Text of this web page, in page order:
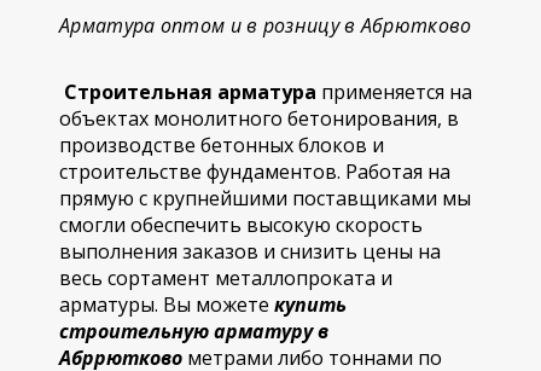
Арматура оптом и в розницу в Абрютково
Строительная арматура применяется на
объектах монолитного бетонирования, в
производстве бетонных блоков и
строительстве фундаментов. Работая на
прямую с крупнейшими поставщиками мы
смогли обеспечить высокую скорость
выполнения заказов и снизить цены на
весь сортамент металлопроката и
арматуры. Вы можете купить
строительнуюарматуру в
Абррютково метрами либо тоннами по